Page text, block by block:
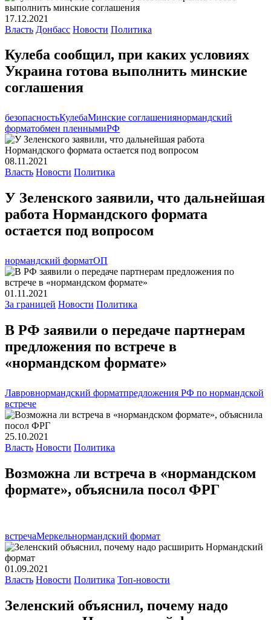
17.12.2021
Власть Донбасс Новости Политика
Кулеба сообщил, при каких условиях
Украина готова выполнить минские
соглашения
безопасностьКулебаМинские соглашениянормандский
форматобмен пленнымиРФ
08.11.2021
Власть Новости Политика
У Зеленского заявили, что дальнейшая
работа Нормандского формата
остается под вопросом
нормандский форматОП
01.11.2021
За границей Новости Политика
В РФ заявили о передаче партнерам
предложения по встрече в
«нормандском формате»
Лавровнормандский форматпредложения РФ по нормандской
встрече
25.10.2021
Власть Новости Политика
Возможна ли встреча в «нормандском
формате», объяснила посол ФРГ
встречаМеркельнормандский формат
01.09.2021
Власть Новости Политика Топ-новости
Зеленский объяснил, почему надо